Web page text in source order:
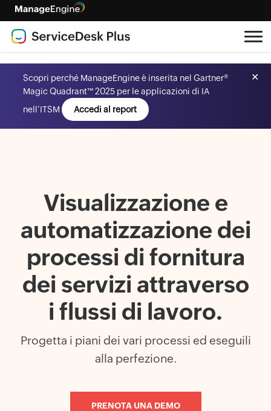
Scopri perché ManageEngine è inserita nel Gartner®
Magic Quadrant™ 2025 per le applicazioni di IA
nell’ITSM
Accedi al report
✕
Visualizzazione e
automatizzazione dei
processi di fornitura
dei servizi attraverso
i flussi di lavoro.
Progetta i piani dei vari processi ed eseguili
alla perfezione.
PRENOTA UNA DEMO